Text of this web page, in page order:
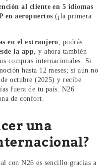
al cliente en 5 idiomas
en aeropuertos (¡la primera
en el extranjero , podrás
la app , y ahora también
compras internacionales. Si
hasta 12 meses; si aún no
octubre (2025) y recibe
fuera de tu país. N26
de confort.
una
con N26 es sencillo gracias a